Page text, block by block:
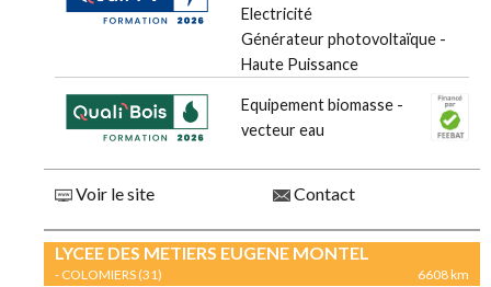
Electricité
Générateur photovoltaïque -
Haute Puissance
Equipement biomasse -
vecteur eau
Voir le site Contact
LYCEE DES METIERS EUGENE MONTEL
- COLOMIERS (31) 6608 km